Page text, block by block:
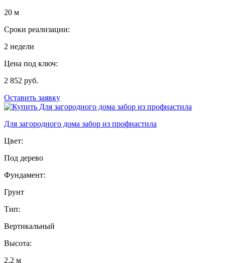
20 м
Сроки реализации:
2 недели
Цена под ключ:
2 852 руб.
Оставить заявку
Для загородного дома забор из профнастила
Цвет:
Под дерево
Фундамент:
Грунт
Тип:
Вертикальный
Высота:
2,2 м